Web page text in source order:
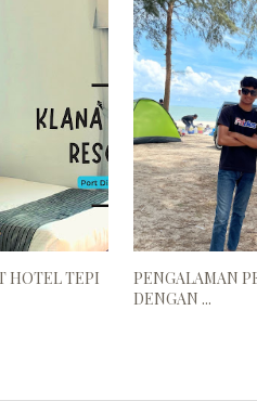
HOTEL TEPI
PENGALAMAN
DENGAN ...